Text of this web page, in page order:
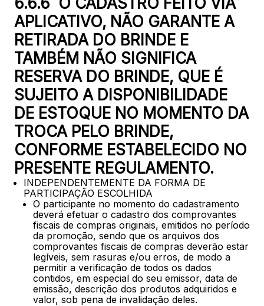
APLICATIVO, NÃO GARANTE A
RETIRADA DO BRINDE E
TAMBÉM NÃO SIGNIFICA
RESERVA DO BRINDE, QUE É
SUJEITO A DISPONIBILIDADE
DE ESTOQUE NO MOMENTO DA
TROCA PELO BRINDE,
CONFORME ESTABELECIDO NO
PRESENTE REGULAMENTO.
INDEPENDENTEMENTE DA FORMA DE
PARTICIPAÇÃO ESCOLHIDA
O participante no momento do cadastramento
deverá efetuar o cadastro dos comprovantes
fiscais de compras originais, emitidos no período
da promoção, sendo que os arquivos dos
comprovantes fiscais de compras deverão estar
legíveis, sem rasuras e/ou erros, de modo a
permitir a verificação de todos os dados
contidos, em especial do seu emissor, data de
emissão, descrição dos produtos adquiridos e
valor, sob pena de invalidação deles.